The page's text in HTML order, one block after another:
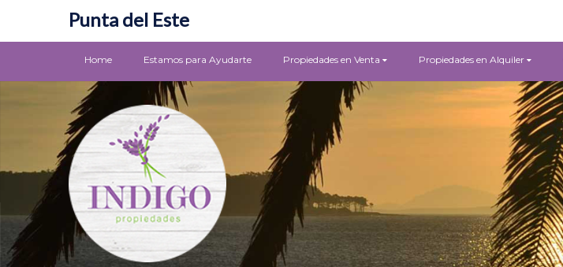
Punta del Este
Home Estamos para Ayudarte Propiedades en Venta Propiedades en Alquiler